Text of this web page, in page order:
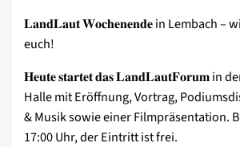
𝐋𝐚𝐧𝐝𝐋𝐚𝐮𝐭 𝐖𝐨𝐜𝐡𝐞𝐧𝐞𝐧𝐝𝐞 in Lembach –
euch!
𝐇𝐞𝐮𝐭𝐞 𝐬𝐭𝐚𝐫𝐭𝐞𝐭 𝐝𝐚𝐬 𝐋𝐚𝐧𝐝𝐋𝐚𝐮𝐭𝐅𝐨𝐫𝐮𝐦 in
Halle mit Eröffnung, Vortrag,
& Musik sowie einer Filmpräsentation.
17:00 Uhr, der Eintritt ist frei.